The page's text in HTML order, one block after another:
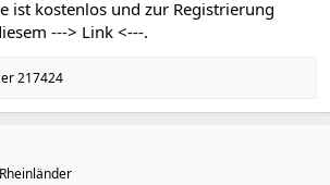
ist kostenlos und zur Registrierung
---> Link <---.
217424